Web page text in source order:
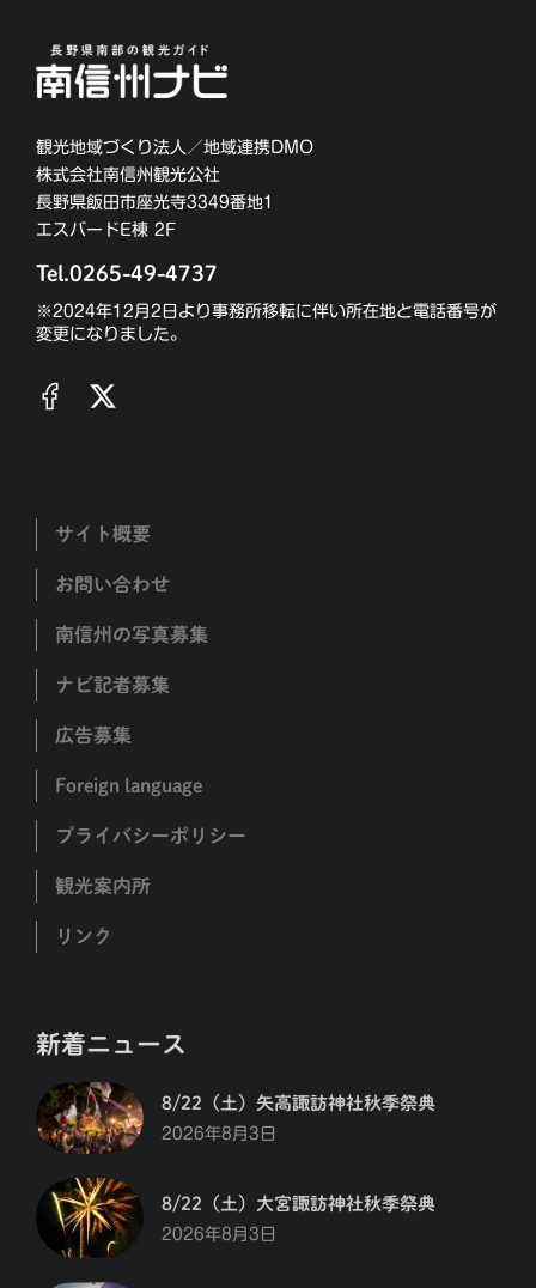
観光地域づくり法人／地域連携DMO
株式会社南信州観光公社
長野県飯田市座光寺3349番地1
エスバードE棟 2F
Tel.0265-49-4737
※2024年12月2日より事務所移転に伴い所在地と電話番号が
変更になりました。
サイト概要
お問い合わせ
南信州の写真募集
ナビ記者募集
広告募集
Foreign language
プライバシーポリシー
観光案内所
リンク
新着ニュース
8/22（土）矢高諏訪神社秋季祭典
2026年8月3日
8/22（土）大宮諏訪神社秋季祭典
2026年8月3日